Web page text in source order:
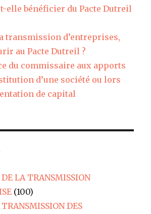
elle bénéficier du Pacte Dutreil
transmission d’entreprises,
au Pacte Dutreil ?
du commissaire aux apports
d’une société ou lors
de capital
LA TRANSMISSION
(100)
DES